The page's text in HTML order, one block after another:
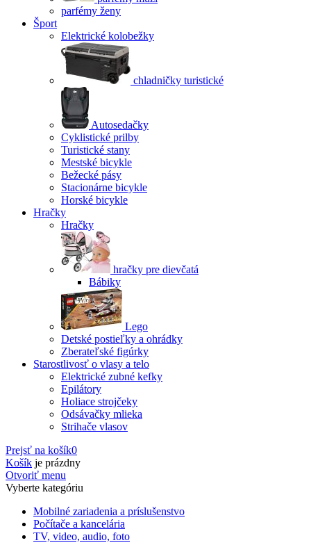
parfémy ženy
Šport
Elektrické kolobežky
chladničky turistické
Autosedačky
Cyklistické prilby
Turistické stany
Mestské bicykle
Bežecké pásy
Stacionárne bicykle
Horské bicykle
Hračky
Hračky
hračky pre dievčatá
Bábiky
Lego
Detské postieľky a ohrádky
Zberateľské figúrky
Starostlivosť o vlasy a telo
Elektrické zubné kefky
Epilátory
Holiace strojčeky
Odsávačky mlieka
Strihače vlasov
Prejsť na košík0
Košík je prázdny
Otvoriť menu
Vyberte kategóriu
Mobilné zariadenia a príslušenstvo
Počítače a kancelária
TV, video, audio, foto